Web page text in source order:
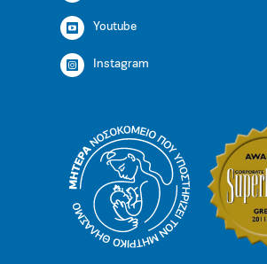
Youtube
Instagram